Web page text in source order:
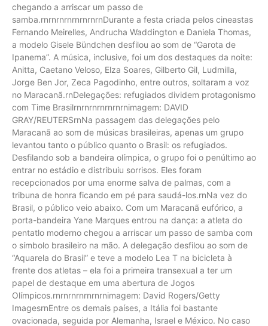
chegando a arriscar um passo de
samba.rnrnrnrnrnrnrnrnDurante a festa criada pelos cineastas
Fernando Meirelles, Andrucha Waddington e Daniela Thomas,
a modelo Gisele Bündchen desfilou ao som de “Garota de
Ipanema”. A música, inclusive, foi um dos destaques da noite:
Anitta, Caetano Veloso, Elza Soares, Gilberto Gil, Ludmilla,
Jorge Ben Jor, Zeca Pagodinho, entre outros, soltaram a voz
no Maracanã.rnDelegações: refugiados dividem protagonismo
com Time Brasilrnrnrnrnrnrnrnimagem: DAVID
GRAY/REUTERSrnNa passagem das delegações pelo
Maracanã ao som de músicas brasileiras, apenas um grupo
levantou tanto o público quanto o Brasil: os refugiados.
Desfilando sob a bandeira olímpica, o grupo foi o penúltimo ao
entrar no estádio e distribuiu sorrisos. Eles foram
recepcionados por uma enorme salva de palmas, com a
tribuna de honra ficando em pé para saudá-los.rnNa vez do
Brasil, o público veio abaixo. Com um Maracanã eufórico, a
porta-bandeira Yane Marques entrou na dança: a atleta do
pentatlo moderno chegou a arriscar um passo de samba com
o símbolo brasileiro na mão. A delegação desfilou ao som de
“Aquarela do Brasil” e teve a modelo Lea T na bicicleta à
frente dos atletas – ela foi a primeira transexual a ter um
papel de destaque em uma abertura de Jogos
Olímpicos.rnrnrnrnrnrnrnimagem: David Rogers/Getty
ImagesrnEntre os demais países, a Itália foi bastante
ovacionada, seguida por Alemanha, Israel e México. No caso